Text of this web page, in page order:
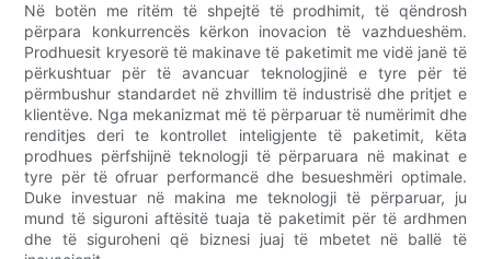
Në botën me ritëm të shpejtë të prodhimit, të qëndrosh
përpara konkurrencës kërkon inovacion të vazhdueshëm.
Prodhuesit kryesorë të makinave të paketimit me vidë janë të
përkushtuar për të avancuar teknologjinë e tyre për të
përmbushur standardet në zhvillim të industrisë dhe pritjet e
klientëve. Nga mekanizmat më të përparuar të numërimit dhe
renditjes deri te kontrollet inteligjente të paketimit, këta
prodhues përfshijnë teknologji të përparuara në makinat e
tyre për të ofruar performancë dhe besueshmëri optimale.
Duke investuar në makina me teknologji të përparuar, ju
mund të siguroni aftësitë tuaja të paketimit për të ardhmen
dhe të siguroheni që biznesi juaj të mbetet në ballë të